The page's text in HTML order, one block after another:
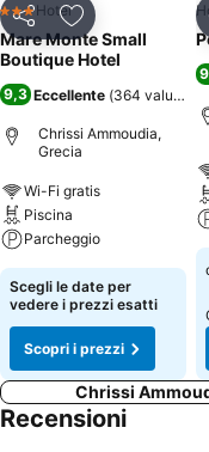
CondividiAggiungi ai
3 StelleHotel
Mare Monte Small
Boutique Hotel
9,3 Eccellente (364 valutazioni
Chrissi Ammoudia,
Grecia
Wi-Fi gratis
Piscina
Parcheggio
Scegli le date per
vedere i prezzi esatti
Scopri i prezzi
Chrissi
Recensioni